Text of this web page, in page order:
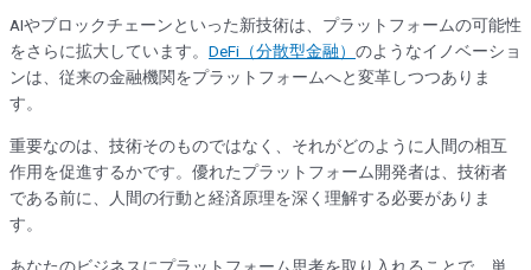
AIやブロックチェーンといった新技術は、プラットフォームの可能性
をさらに拡大しています。 DeFi（分散型金融） のようなイノベーショ
ンは、従来の金融機関をプラットフォームへと変革しつつありま
す。
重要なのは、技術そのものではなく、それがどのように人間の相互
作用を促進するかです。優れたプラットフォーム開発者は、技術者
である前に、人間の行動と経済原理を深く理解する必要がありま
す。
あなたのビジネスにプラットフォーム思考を取り入れることで、単